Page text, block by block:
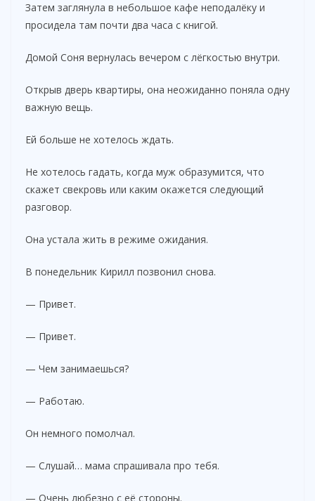
Затем заглянула в небольшое кафе неподалёку и
просидела там почти два часа с книгой.
Домой Соня вернулась вечером с лёгкостью внутри.
Открыв дверь квартиры, она неожиданно поняла одну
важную вещь.
Ей больше не хотелось ждать.
Не хотелось гадать, когда муж образумится, что
скажет свекровь или каким окажется следующий
разговор.
Она устала жить в режиме ожидания.
В понедельник Кирилл позвонил снова.
— Привет.
— Привет.
— Чем занимаешься?
— Работаю.
Он немного помолчал.
— Слушай… мама спрашивала про тебя.
— Очень любезно с её стороны.